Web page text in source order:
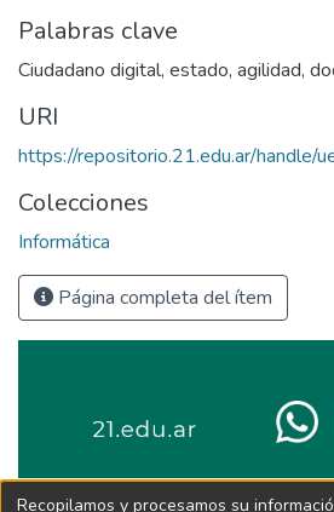
Palabras clave
Ciudadano digital, estado, agilidad,
URI
https://repositorio.21.edu.ar/handle/
Colecciones
Informática
Página completa del ítem
Recopilamos y procesamos su